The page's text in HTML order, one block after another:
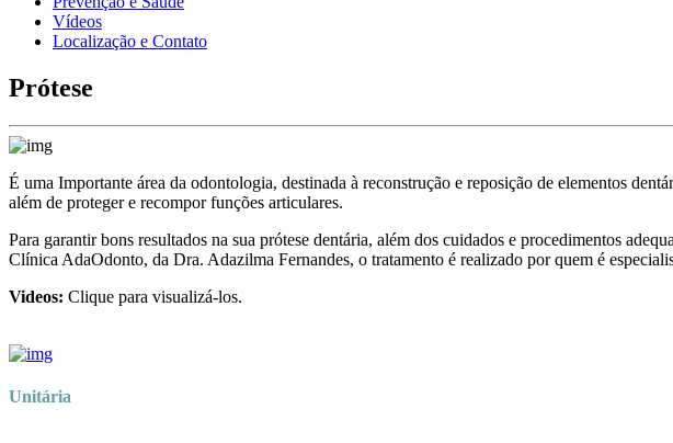
Vídeos
Localização e Contato
Prótese
É uma Importante área da odontologia, destinada à reconstrução e reposição de elementos
além de proteger e recompor funções articulares.
Para garantir bons resultados na sua prótese dentária, além dos cuidados e procedimentos
Clínica AdaOdonto, da Dra. Adazilma Fernandes, o tratamento é realizado por quem é
Videos: Clique para visualizá-los.
Unitária